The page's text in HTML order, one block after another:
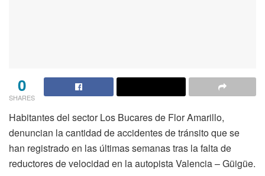
0
SHARES
Habitantes del sector Los Bucares de Flor Amarillo,
denuncian la cantidad de accidentes de tránsito que se
han registrado en las últimas semanas tras la falta de
reductores de velocidad en la autopista Valencia – Güigüe.